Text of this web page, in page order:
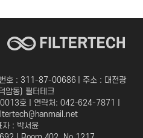
번호 : 311-87-00686 | 주소 : 대전광
암동) 필터테크
호 | 연락처: 042-624-7871 |
자 : 박서윤